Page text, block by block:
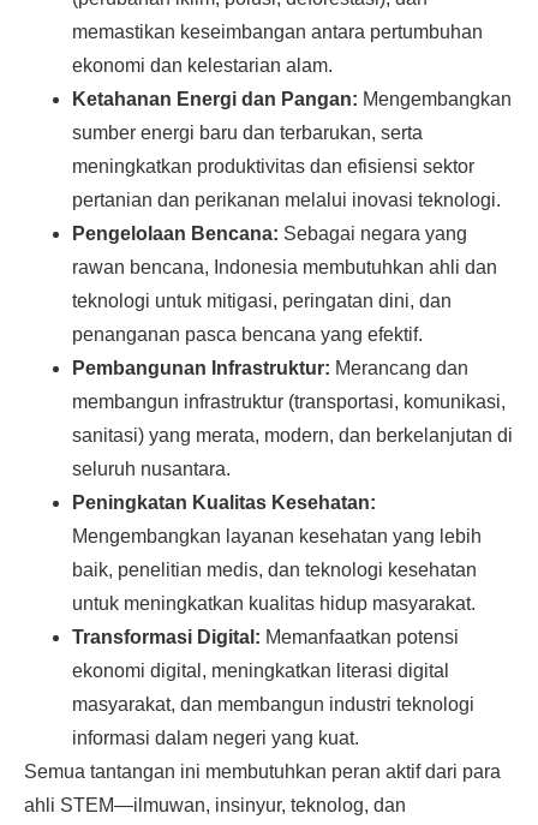
memastikan keseimbangan antara pertumbuhan
ekonomi dan kelestarian alam.
Ketahanan Energi dan Pangan: Mengembangkan
sumber energi baru dan terbarukan, serta
meningkatkan produktivitas dan efisiensi sektor
pertanian dan perikanan melalui inovasi teknologi.
Pengelolaan Bencana: Sebagai negara yang
rawan bencana, Indonesia membutuhkan ahli dan
teknologi untuk mitigasi, peringatan dini, dan
penanganan pasca bencana yang efektif.
Pembangunan Infrastruktur: Merancang dan
membangun infrastruktur (transportasi, komunikasi,
sanitasi) yang merata, modern, dan berkelanjutan di
seluruh nusantara.
Peningkatan Kualitas Kesehatan:
Mengembangkan layanan kesehatan yang lebih
baik, penelitian medis, dan teknologi kesehatan
untuk meningkatkan kualitas hidup masyarakat.
Transformasi Digital: Memanfaatkan potensi
ekonomi digital, meningkatkan literasi digital
masyarakat, dan membangun industri teknologi
informasi dalam negeri yang kuat.
Semua tantangan ini membutuhkan peran aktif dari para
ahli STEM—ilmuwan, insinyur, teknolog, dan